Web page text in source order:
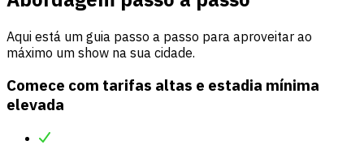
Aqui está um guia passo a passo para aproveitar ao
máximo um show na sua cidade.
Comece com tarifas altas e estadia mínima
elevada